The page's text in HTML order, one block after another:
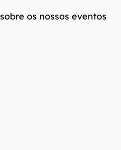
os nossos eventos